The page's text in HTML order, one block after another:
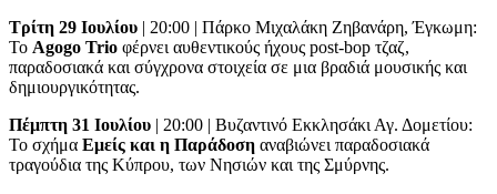
Τρίτη 29 Ιουλίου | 20:00 | Πάρκο Μιχαλάκη Ζηβανάρη, Έγκωμη:
Το Agogo Trio φέρνει αυθεντικούς ήχους post-bop τζαζ,
παραδοσιακά και σύγχρονα στοιχεία σε μια βραδιά μουσικής και
δημιουργικότητας.
Πέμπτη 31 Ιουλίου | 20:00 | Βυζαντινό Εκκλησάκι Αγ. Δομετίου:
Το σχήμα Εμείς και η Παράδοση αναβιώνει παραδοσιακά
τραγούδια της Κύπρου, των Νησιών και της Σμύρνης.